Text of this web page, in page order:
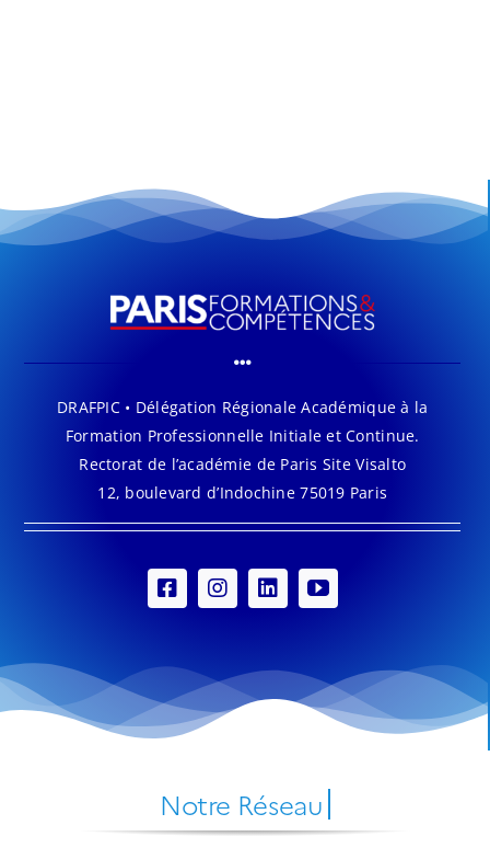
DRAFPIC • Délégation Régionale Académique à la
Formation Professionnelle Initiale et Continue.
Rectorat de l’académie de Paris Site Visalto
12, boulevard d’Indochine 75019 Paris